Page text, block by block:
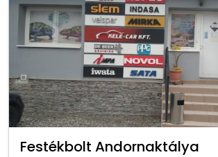
Festékbolt Andornaktálya